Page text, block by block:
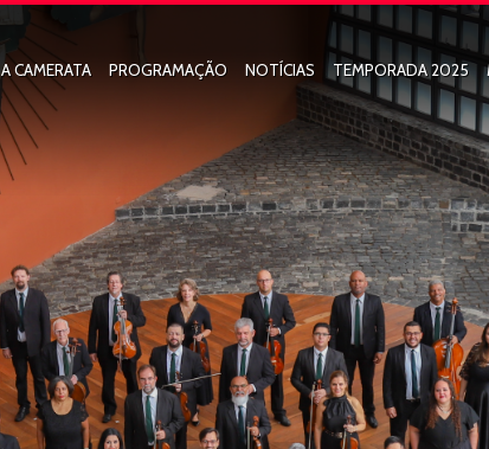
A CAMERATA
HISTÓRIA E FUNDADORES
ORQUESTRA DE CÂMARA DE CURITIBA
CORO DA CAMERATA ANTIQUA DE CURITIBA
EQUIPE EXECUTIVA
PROCESSO SELETIVO E AUDIÇÕES
REGIMENTO INTERNO
PROGRAMAÇÃO NOTÍCIAS
TEMPORADA 2025
ALIMENTANDO COM
CONCERTO NAS
NOSSO CANTO
SEMANA DE CANTO
MÚSICA PELA VIDA
ARQUIVO MUSICAL